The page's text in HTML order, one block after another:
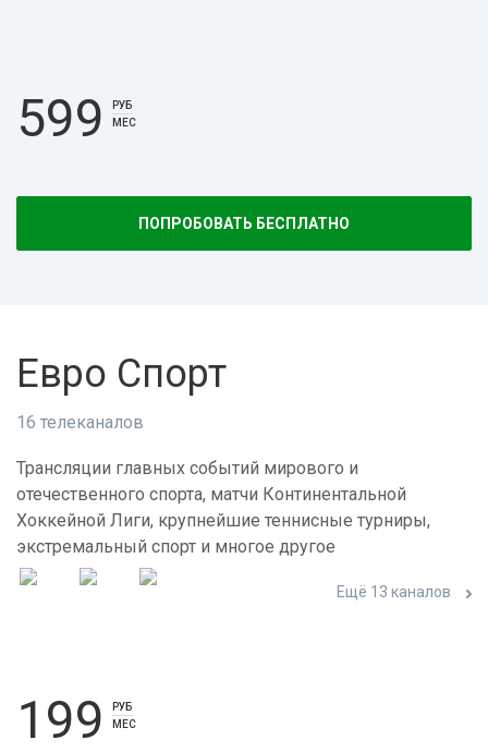
599
РУБ
МЕС
ПОПРОБОВАТЬ БЕСПЛАТНО
Евро Спорт
16 телеканалов
Трансляции главных событий мирового и
отечественного спорта, матчи Континентальной
Хоккейной Лиги, крупнейшие теннисные турниры,
экстремальный спорт и многое другое
Ещё 13 каналов
199
РУБ
МЕС